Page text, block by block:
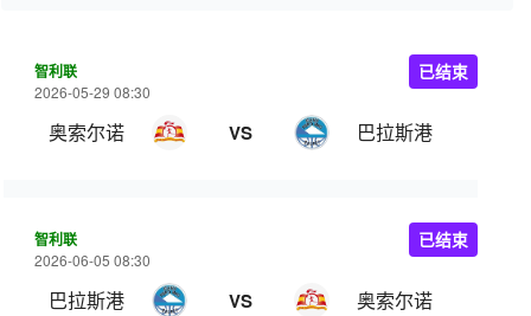
智利联
2026-05-29 08:30
奥索尔诺 VS 巴拉斯港
已结束
智利联
2026-06-05 08:30
巴拉斯港 VS 奥索尔诺
已结束